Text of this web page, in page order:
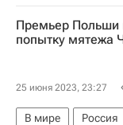
Атлантический
Премьер Польши
попытку мятежа
25 июня 2023, 23:27
В мире Россия